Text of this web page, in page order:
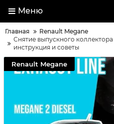
Меню
Главная
Renault Megane
Снятие выпускного
инструкция и советы
Renault Megane